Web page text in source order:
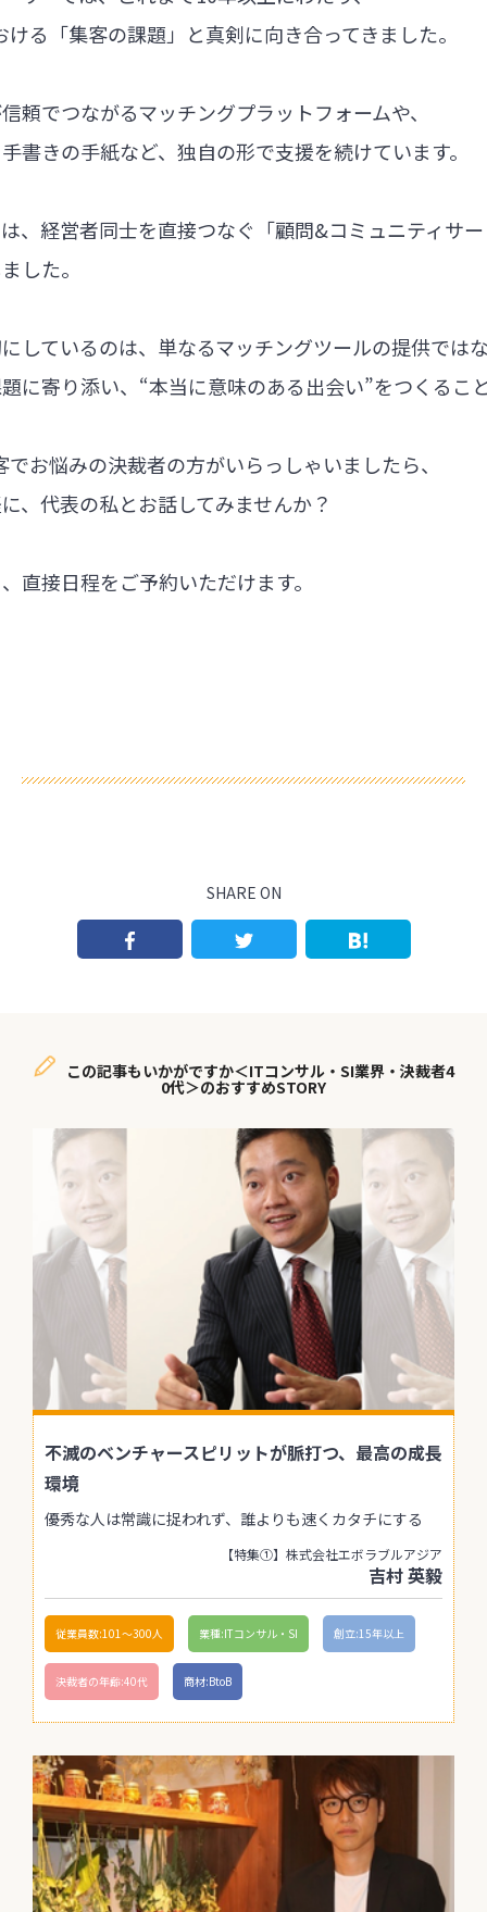
る「集客の課題」と真剣に向き合ってきました。
頼でつながるマッチングプラットフォームや、
書きの手紙など、独自の形で支援を続けています。
、経営者同士を直接つなぐ「顧問&コミュニティサ
した。
しているのは、単なるマッチングツールの提供では
に寄り添い、“本当に意味のある出会い”をつくるこ
お悩みの決裁者の方がいらっしゃいましたら、
、代表の私とお話してみませんか？
直接日程をご予約いただけます。
SHARE ON
この記事もいかがですか＜ITコンサル・SI業界・決裁者4
0代＞のおすすめSTORY
不滅のベンチャースピリットが脈打つ、最高の成長
環境
優秀な人は常識に捉われず、誰よりも速くカタチにする
【特集①】株式会社エボラブルアジア
吉村 英毅
従業員数:101〜300人 業種:ITコンサル・SI 創立:15年以上
決裁者の年齢:40代 商材:BtoB